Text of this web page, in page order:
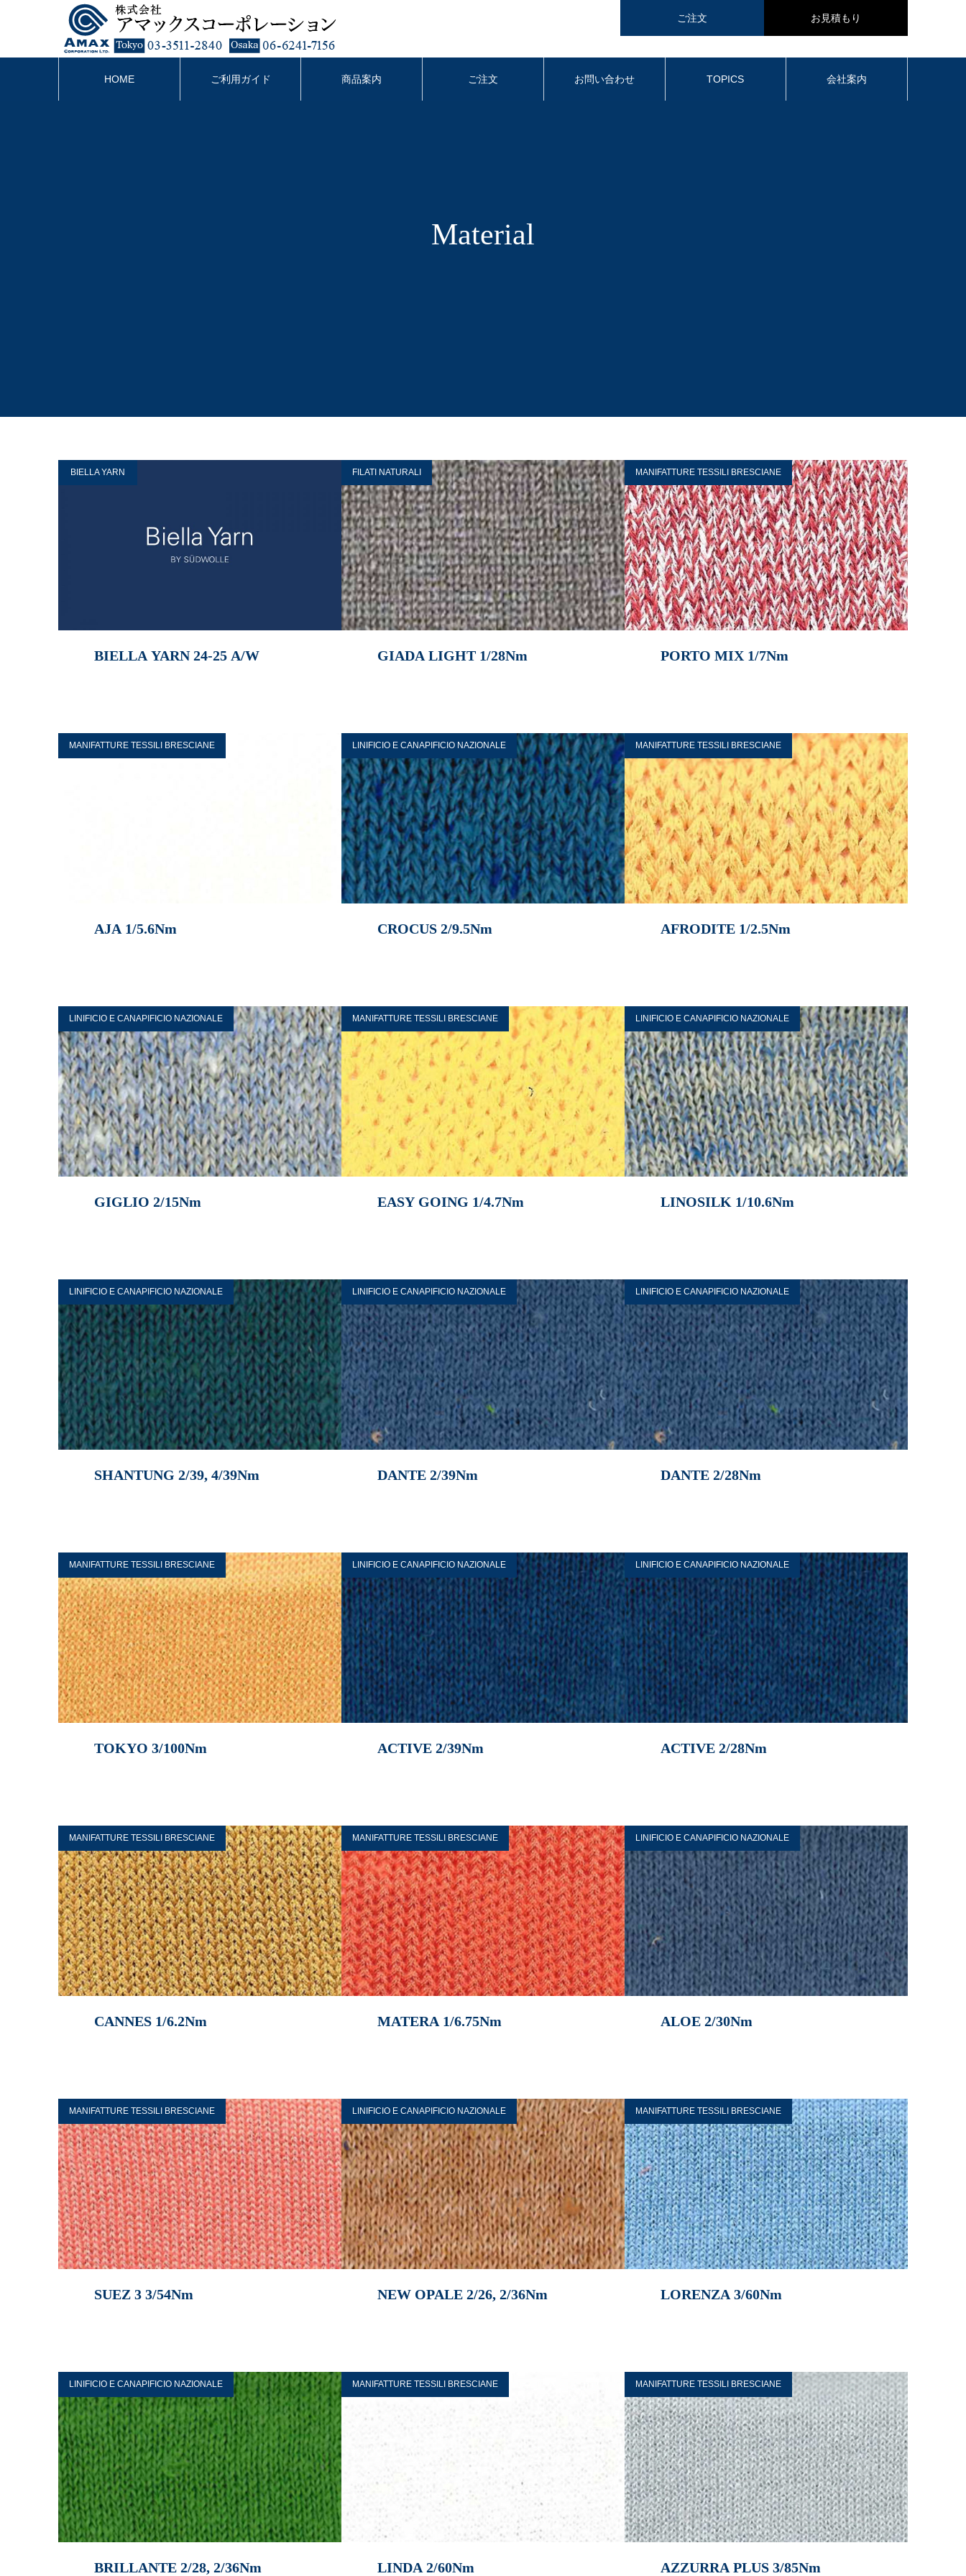
ご注文 お見積もり
HOME ご利用ガイド 商品案内 ご注文 お問い合わせ TOPICS 会社案内
Material
BIELLA YARN
BIELLA YARN 24-25 A/W
FILATI NATURALI
GIADA LIGHT 1/28Nm
MANIFATTURE TESSILI BRESCIANE
PORTO MIX 1/7Nm
MANIFATTURE TESSILI BRESCIANE
AJA 1/5.6Nm
LINIFICIO E CANAPIFICIO NAZIONALE
CROCUS 2/9.5Nm
MANIFATTURE TESSILI BRESCIANE
AFRODITE 1/2.5Nm
LINIFICIO E CANAPIFICIO NAZIONALE
GIGLIO 2/15Nm
MANIFATTURE TESSILI BRESCIANE
EASY GOING 1/4.7Nm
LINIFICIO E CANAPIFICIO NAZIONALE
LINOSILK 1/10.6Nm
LINIFICIO E CANAPIFICIO NAZIONALE
SHANTUNG 2/39, 4/39Nm
LINIFICIO E CANAPIFICIO NAZIONALE
DANTE 2/39Nm
LINIFICIO E CANAPIFICIO NAZIONALE
DANTE 2/28Nm
MANIFATTURE TESSILI BRESCIANE
TOKYO 3/100Nm
LINIFICIO E CANAPIFICIO NAZIONALE
ACTIVE 2/39Nm
LINIFICIO E CANAPIFICIO NAZIONALE
ACTIVE 2/28Nm
MANIFATTURE TESSILI BRESCIANE
CANNES 1/6.2Nm
MANIFATTURE TESSILI BRESCIANE
MATERA 1/6.75Nm
LINIFICIO E CANAPIFICIO NAZIONALE
ALOE 2/30Nm
MANIFATTURE TESSILI BRESCIANE
SUEZ 3 3/54Nm
LINIFICIO E CANAPIFICIO NAZIONALE
NEW OPALE 2/26, 2/36Nm
MANIFATTURE TESSILI BRESCIANE
LORENZA 3/60Nm
LINIFICIO E CANAPIFICIO NAZIONALE
BRILLANTE 2/28, 2/36Nm
MANIFATTURE TESSILI BRESCIANE
LINDA 2/60Nm
MANIFATTURE TESSILI BRESCIANE
AZZURRA PLUS 3/85Nm